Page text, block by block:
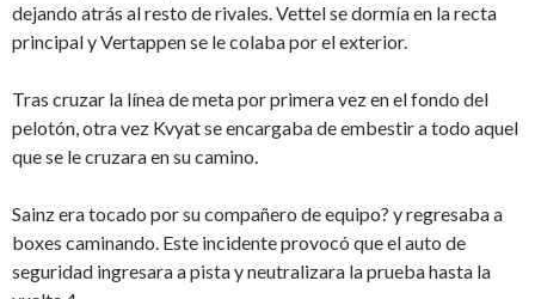
dejando atrás al resto de rivales. Vettel se dormía en la recta
principal y Vertappen se le colaba por el exterior.
Tras cruzar la línea de meta por primera vez en el fondo del
pelotón, otra vez Kvyat se encargaba de embestir a todo aquel
que se le cruzara en su camino.
Sainz era tocado por su compañero de equipo? y regresaba a
boxes caminando. Este incidente provocó que el auto de
seguridad ingresara a pista y neutralizara la prueba hasta la